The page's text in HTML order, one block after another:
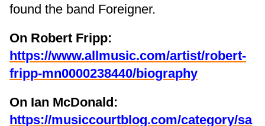
found the band Foreigner.
On Robert Fripp:
https://www.allmusic.com/artist/robert-
fripp-mn0000238440/biography
On Ian McDonald:
https://musiccourtblog.com/category/sa